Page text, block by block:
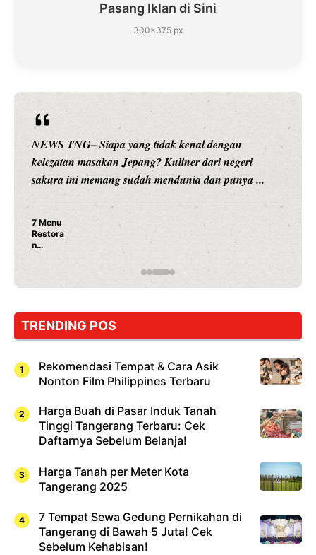
Pasang Iklan di Sini
300×375 px
NEWS TNG– Siapa yang tidak kenal dengan
kelezatan masakan Jepang? Kuliner dari negeri
sakura ini memang sudah mendunia dan punya ...
7 Menu
Restora
n
Jepang
yang
Dicoba,
Cuma
Sushi!
TRENDING POS
Rekomendasi Tempat & Cara Asik
Nonton Film Philippines Terbaru
Harga Buah di Pasar Induk Tanah
Tinggi Tangerang Terbaru: Cek
Daftarnya Sebelum Belanja!
Harga Tanah per Meter Kota
Tangerang 2025
7 Tempat Sewa Gedung Pernikahan di
Tangerang di Bawah 5 Juta! Cek
Sebelum Kehabisan!